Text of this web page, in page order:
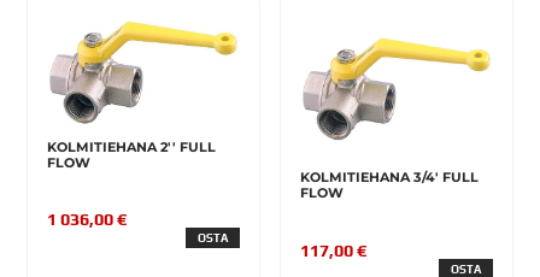
KOLMITIEHANA 2'' FULL
FLOW
1 036,00 €
OSTA
KOLMITIEHANA 3/4' FULL
FLOW
117,00 €
OSTA